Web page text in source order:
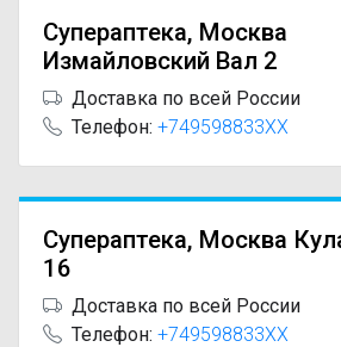
Супераптека, Москва
Измайловский Вал 2
Доставка по всей России
Телефон: +749598833XX
Супераптека, Москва
16
Доставка по всей России
Телефон: +749598833XX